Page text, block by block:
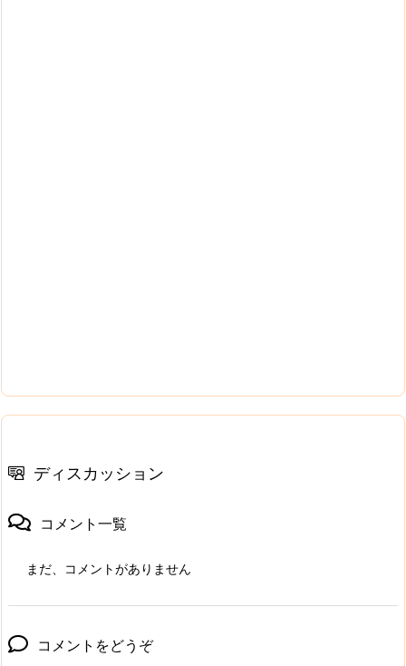
ディスカッション
コメント一覧
まだ、コメントがありません
コメントをどうぞ